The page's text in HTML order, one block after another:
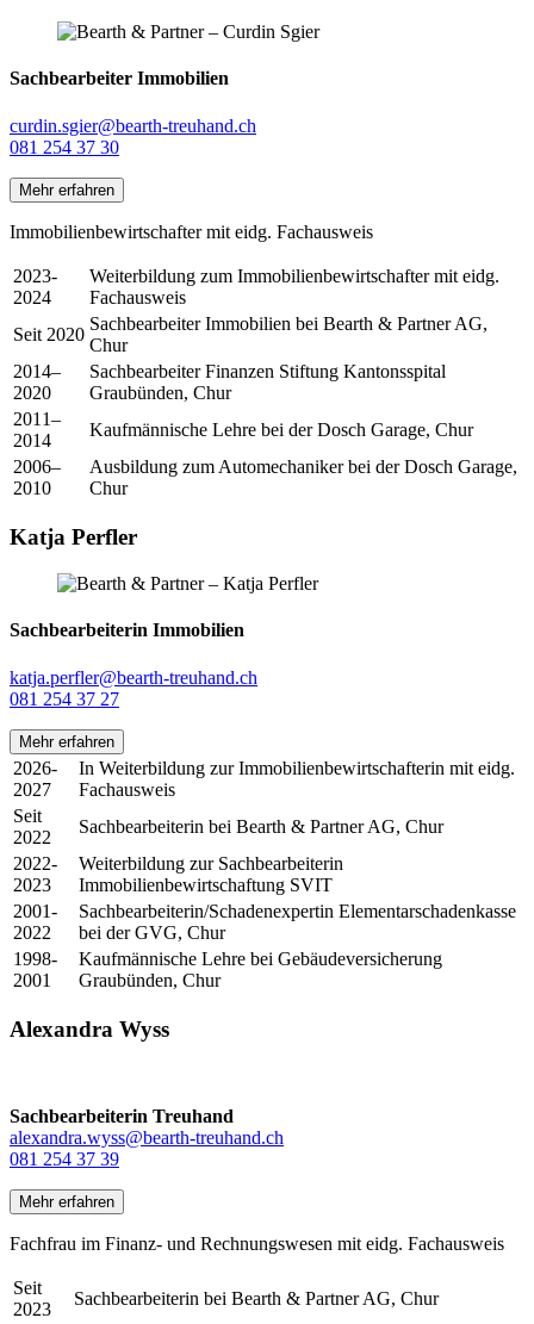
Sachbearbeiter Immobilien
curdin.sgier@bearth-treuhand.ch
081 254 37 30
Mehr erfahren
Immobilienbewirtschafter mit eidg. Fachausweis
2023-
2024
Weiterbildung zum Immobilienbewirtschafter mit eidg.
Fachausweis
Seit 2020
Sachbearbeiter Immobilien bei Bearth & Partner AG,
Chur
2014–
2020
Sachbearbeiter Finanzen Stiftung Kantonsspital
Graubünden, Chur
2011–
2014
Kaufmännische Lehre bei der Dosch Garage, Chur
2006–
2010
Ausbildung zum Automechaniker bei der Dosch Garage,
Chur
Katja Perfler
Sachbearbeiterin Immobilien
katja.perfler@bearth-treuhand.ch
081 254 37 27
Mehr erfahren
2026-
2027
In Weiterbildung zur Immobilienbewirtschafterin mit eidg.
Fachausweis
Seit
2022
Sachbearbeiterin bei Bearth & Partner AG, Chur
2022-
2023
Weiterbildung zur Sachbearbeiterin
Immobilienbewirtschaftung SVIT
2001-
2022
Sachbearbeiterin/Schadenexpertin Elementarschadenkasse
bei der GVG, Chur
1998-
2001
Kaufmännische Lehre bei Gebäudeversicherung
Graubünden, Chur
Alexandra Wyss
Sachbearbeiterin Treuhand
alexandra.wyss@bearth-treuhand.ch
081 254 37 39
Mehr erfahren
Fachfrau im Finanz- und Rechnungswesen mit eidg. Fachausweis
Seit
2023
Sachbearbeiterin bei Bearth & Partner AG, Chur